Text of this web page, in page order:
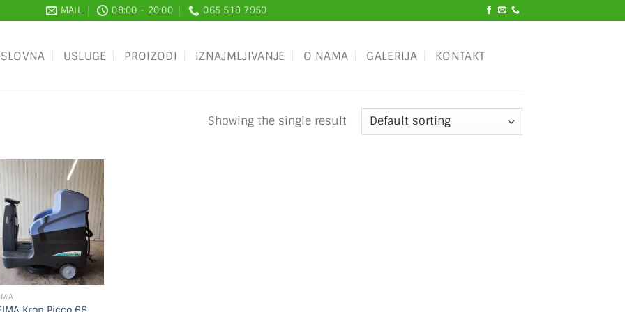
MAIL 08:00 - 20:00 065 519 7950
USLUGE PROIZODI IZNAJMLJIVANJE O NAMA GALERIJA KONTAKT
Showing the single result